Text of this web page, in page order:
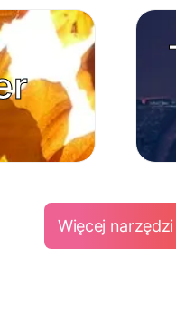
Więcej narzędzi